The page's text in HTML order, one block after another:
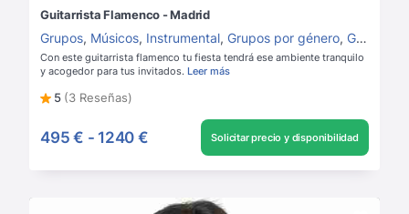
Guitarrista Flamenco - Madrid
Grupos, Músicos, Instrumental, Grupos por género, Guitarristas
Con este guitarrista flamenco tu fiesta tendrá ese ambiente tranquilo
y acogedor para tus invitados. Leer más
5 (3 Reseñas)
495 € - 1240 € Solicitar precio y disponibilidad